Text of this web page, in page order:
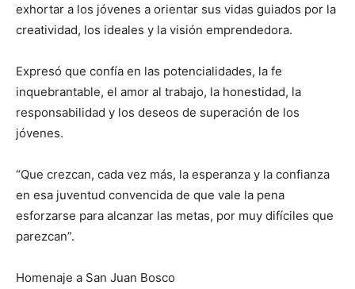
exhortar a los jóvenes a orientar sus vidas guiados por la
creatividad, los ideales y la visión emprendedora.
Expresó que confía en las potencialidades, la fe
inquebrantable, el amor al trabajo, la honestidad, la
responsabilidad y los deseos de superación de los
jóvenes.
“Que crezcan, cada vez más, la esperanza y la confianza
en esa juventud convencida de que vale la pena
esforzarse para alcanzar las metas, por muy difíciles que
parezcan”.
Homenaje a San Juan Bosco